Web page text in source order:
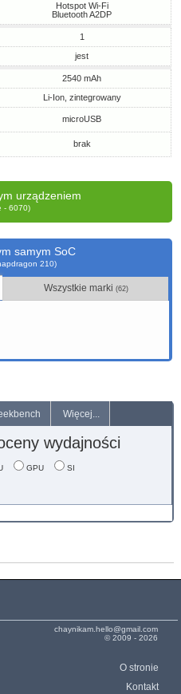
Hotspot Wi-Fi
Bluetooth A2DP
1
jest
2540 mAh
Li-Ion, zintegrowany
microUSB
brak
urządzeniem
- 6070)
samym SoC
210)
Wszystkie marki (62)
Więcej...
wydajności
GPU SI
chaynikam.hello@gmail.com
© 2009 - 2026
O stronie
Kontakt